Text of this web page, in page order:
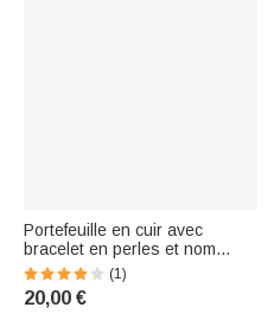
Portefeuille en cuir avec
bracelet en perles et nom
Cadeau de Noël et de Pâques
pour femmes chrétiennes
(1)
20,00 €